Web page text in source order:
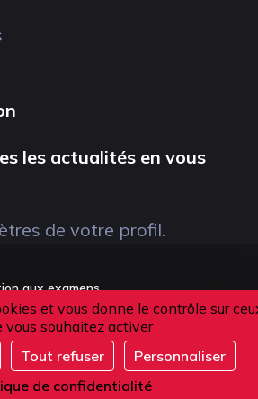
et vous donne le contrôle sur
vous souhaitez activer
Tout refuser
Personnaliser
de confidentialité
les actualités en vous
de votre profil.
aux examens
de vente